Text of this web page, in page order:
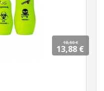
18,50 €
13,88 €